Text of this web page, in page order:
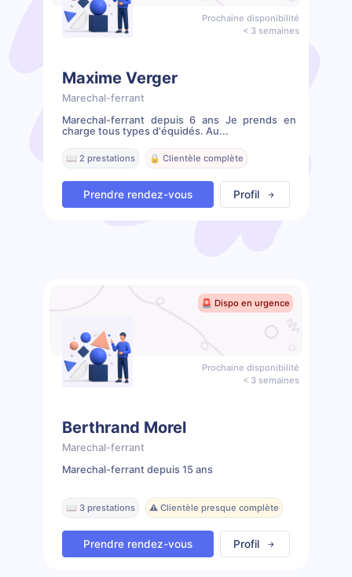
Prochaine disponibilité
< 3 semaines
Maxime Verger
Marechal-ferrant
Marechal-ferrant depuis 6 ans Je prends en
charge tous types d'équidés. Au...
📖 2 prestations 🔒 Clientèle complète
Prendre rendez-vous Profil
🚨 Dispo en urgence
Prochaine disponibilité
< 3 semaines
Berthrand Morel
Marechal-ferrant
Marechal-ferrant depuis 15 ans
📖 3 prestations ⚠️ Clientèle presque complète
Prendre rendez-vous Profil